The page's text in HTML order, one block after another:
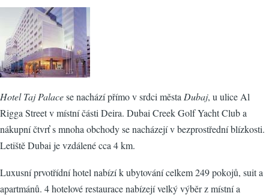
Hotel Taj Palacese nachází přímo v srdci městaDubaj, u ulice Al
Rigga Street v místní části Deira. Dubai Creek Golf Yacht Club a
nákupní čtvrť s mnoha obchody se nacházejí v bezprostřední blízkosti.
Letiště Dubai je vzdálené cca 4 km.
Luxusní prvotřídní hotel nabízí k ubytování celkem 249 pokojů, suit a
apartmánů. 4 hotelové restaurace nabízejí velký výběr z místní a